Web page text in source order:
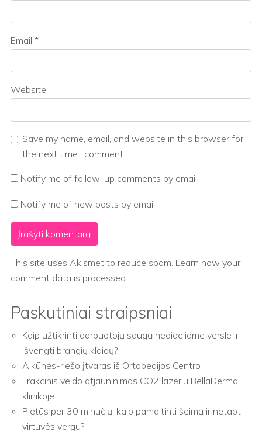
Email *
Website
Save my name, email, and website in this browser for
the next time I comment
Notify me of follow-up comments by email.
Notify me of new posts by email.
This site uses Akismet to reduce spam. Learn how your
comment data is processed.
Paskutiniai straipsniai
Kaip užtikrinti darbuotojų saugą nedideliame versle ir
išvengti brangių klaidų?
Alkūnės-riešo įtvaras iš Ortopedijos Centro
Frakcinis veido atjauninimas CO2 lazeriu BellaDerma
klinikoje
Pietūs per 30 minučių: kaip pamaitinti šeimą ir netapti
virtuvės vergu?